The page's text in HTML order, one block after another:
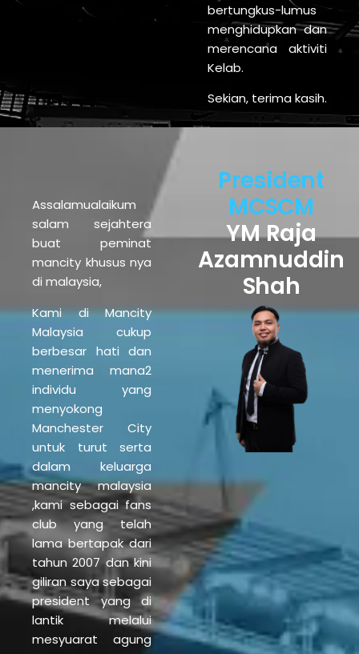
bertungkus-lumus
menghidupkan dan
merencana aktiviti
Kelab.
Sekian, terima kasih.
Assalamualaikum
salam sejahtera
buat peminat
mancity khusus nya
di malaysia,
Kami di Mancity
Malaysia cukup
berbesar hati dan
menerima mana2
individu yang
menyokong
Manchester City
untuk turut serta
dalam keluarga
mancity malaysia
,kami sebagai fans
club yang telah
lama bertapak dari
tahun 2007 dan kini
giliran saya sebagai
president yang di
lantik melalui
mesyuarat agung
President
MCSCM
YM Raja
Azamnuddin
Shah